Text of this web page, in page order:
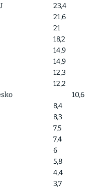
23,4
21,6
21
18,2
14,9
14,9
12,3
12,2
10,6
8,4
8,3
7,5
7,4
6
5,8
4,4
3,7